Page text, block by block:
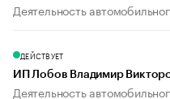
Деятельность
ДЕЙСТВУЕТ
ИП Лобов Владимир
Деятельность